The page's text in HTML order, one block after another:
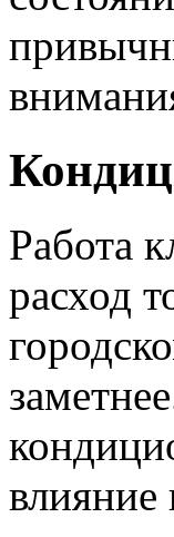
Работа
расход